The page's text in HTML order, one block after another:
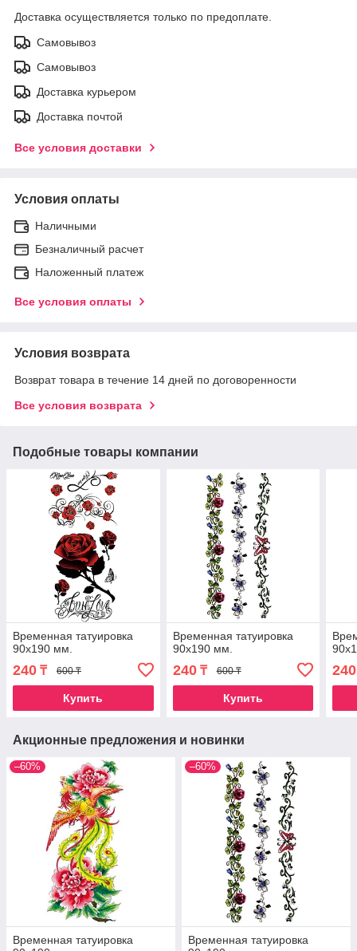
Доставка осуществляется только по предоплате.
Самовывоз
Самовывоз
Доставка курьером
Доставка почтой
Все условия доставки
Условия оплаты
Наличными
Безналичный расчет
Наложенный платеж
Все условия оплаты
Условия возврата
Возврат товара в течение 14 дней по договоренности
Все условия возврата
Подобные товары компании
Временная татуировка
90х190 мм.
240 ₸ 600 ₸
Купить
Временная татуировка
90х190 мм.
240₸ 600 ₸
Купить
240
Акционные предложения и новинки
–60%
Временная татуировка
–60%
Временная татуировка